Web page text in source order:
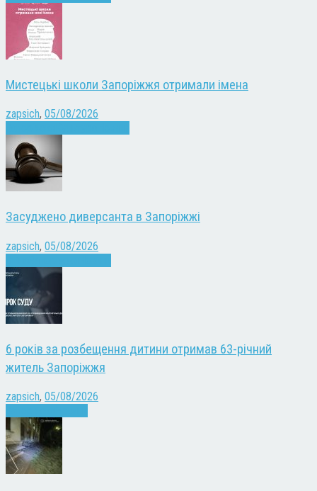
Мистецькі школи Запоріжжя отримали імена
zapsich, 05/08/2026
Засуджено диверсанта в Запоріжжі
zapsich, 05/08/2026
6 років за розбещення дитини отримав 63-річний
житель Запоріжжя
zapsich, 05/08/2026